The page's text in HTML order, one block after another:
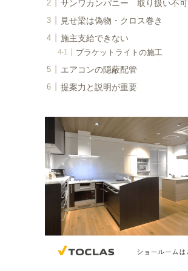
サンワカンパニー 取り扱い不可
見せ梁は偽物・クロス巻き
施主支給できない
ブラケットライトの施工
エアコンの隠蔽配管
提案力と説明が重要